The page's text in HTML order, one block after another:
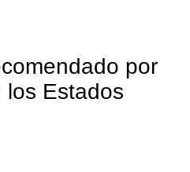
por
los Estados